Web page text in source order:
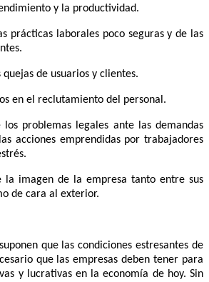
y la productividad.
prácticas laborales poco seguras y de las
de usuarios y clientes.
en el reclutamiento del personal.
los problemas legales ante las demandas
acciones emprendidas por trabajadores
la imagen de la empresa tanto entre sus
de cara al exterior.
que las condiciones estresantes de
que las empresas deben tener para
y lucrativas en la economía de hoy. Sin